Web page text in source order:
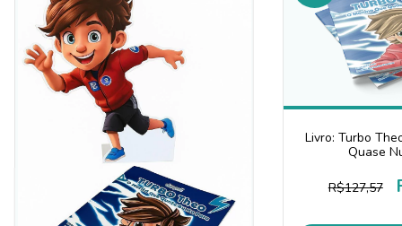
Livro: Turbo
Quase
R$127,57